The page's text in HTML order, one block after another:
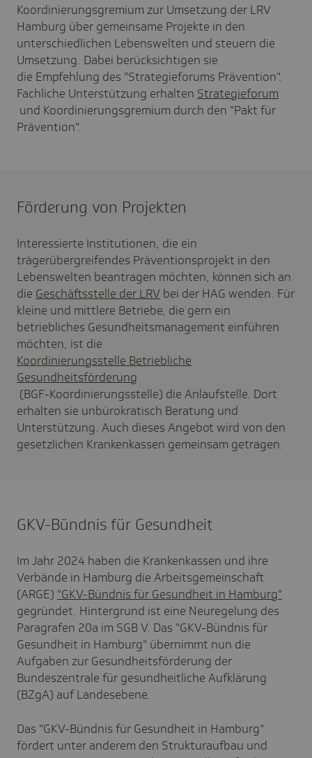
Koordinierungsgremium zur Umsetzung der LRV
Hamburg über gemeinsame Projekte in den
unterschiedlichen Lebenswelten und steuern die
Umsetzung. Dabei berücksichtigen sie
die Empfehlung des "Strategieforums Prävention".
Fachliche Unterstützung erhalten Strategieforum
und Koordinierungsgremium durch den "Pakt für
Prävention".
Förderung von Projekten
Interessierte Institutionen, die ein
trägerübergreifendes Präventionsprojekt in den
Lebenswelten beantragen möchten, können sich an
die Geschäftsstelle der LRV bei der HAG wenden. Für
kleine und mittlere Betriebe, die gern ein
betriebliches Gesundheitsmanagement einführen
möchten, ist die
Koordinierungsstelle Betriebliche
Gesundheitsförderung
(BGF-Koordinierungsstelle) die Anlaufstelle. Dort
erhalten sie unbürokratisch Beratung und
Unterstützung. Auch dieses Angebot wird von den
gesetzlichen Krankenkassen gemeinsam getragen.
GKV-Bündnis für Gesundheit
Im Jahr 2024 haben die Krankenkassen und ihre
Verbände in Hamburg die Arbeitsgemeinschaft
(ARGE) "GKV-Bündnis für Gesundheit in Hamburg"
gegründet. Hintergrund ist eine Neuregelung des
Paragrafen 20a im SGB V. Das "GKV-Bündnis für
Gesundheit in Hamburg" übernimmt nun die
Aufgaben zur Gesundheitsförderung der
Bundeszentrale für gesundheitliche Aufklärung
(BZgA) auf Landesebene.
Das "GKV-Bündnis für Gesundheit in Hamburg"
fördert unter anderem den Strukturaufbau und